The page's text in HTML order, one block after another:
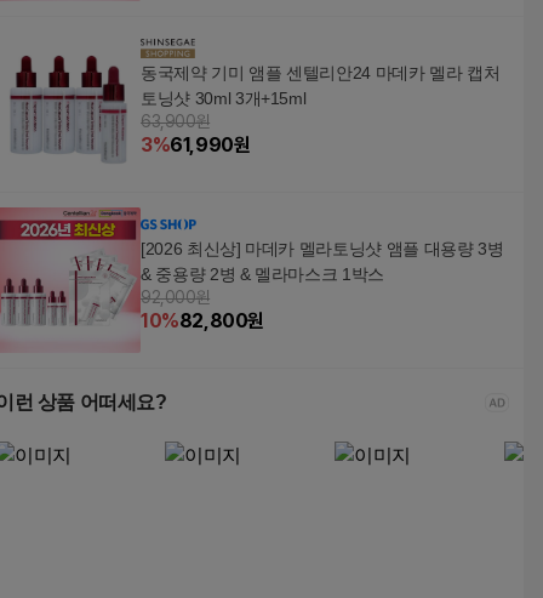
동국제약 기미 앰플 센텔리안24 마데카 멜라 캡처
토닝샷 30ml 3개+15ml
63,900원
3%61,990원
[2026 최신상] 마데카 멜라토닝샷 앰플 대용량 3병
& 중용량 2병 & 멜라마스크 1박스
92,000원
10%82,800원
런 상품 어떠세요?